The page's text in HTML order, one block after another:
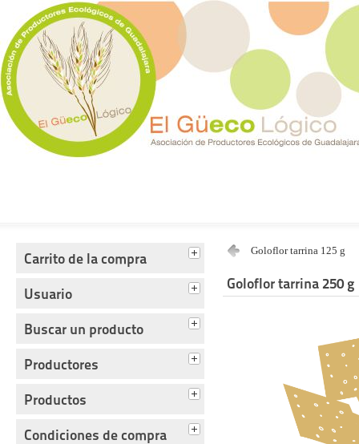
Carrito de la compra
Usuario
Buscar un producto
Productores
Productos
Condiciones de compra
Goloflor tarrina 125 g
Goloflor tarrina 250 g